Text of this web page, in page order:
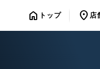
home トップ location_on 店